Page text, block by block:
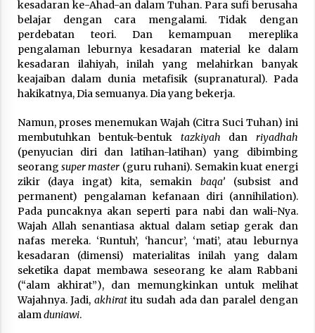
kesadaran ke-Ahad-an dalam Tuhan. Para sufi berusaha
belajar dengan cara mengalami. Tidak dengan
perdebatan teori. Dan kemampuan mereplika
pengalaman leburnya kesadaran material ke dalam
kesadaran ilahiyah, inilah yang melahirkan banyak
keajaiban dalam dunia metafisik (supranatural). Pada
hakikatnya, Dia semuanya. Dia yang bekerja.
Namun, proses menemukan Wajah (Citra Suci Tuhan) ini
membutuhkan bentuk-bentuk tazkiyah dan riyadhah
(penyucian diri dan latihan-latihan) yang dibimbing
seorang super master (guru ruhani). Semakin kuat energi
zikir (daya ingat) kita, semakin baqa’(subsist and
permanent) pengalaman kefanaan diri (annihilation).
Pada puncaknya akan seperti para nabi dan wali-Nya.
Wajah Allah senantiasa aktual dalam setiap gerak dan
nafas mereka. ‘Runtuh’, ‘hancur’, ‘mati’, atau leburnya
kesadaran (dimensi) materialitas inilah yang dalam
seketika dapat membawa seseorang ke alam Rabbani
(“alam akhirat”), dan memungkinkan untuk melihat
Wajahnya. Jadi, akhiratitu sudah ada dan paralel dengan
alamduniawi.